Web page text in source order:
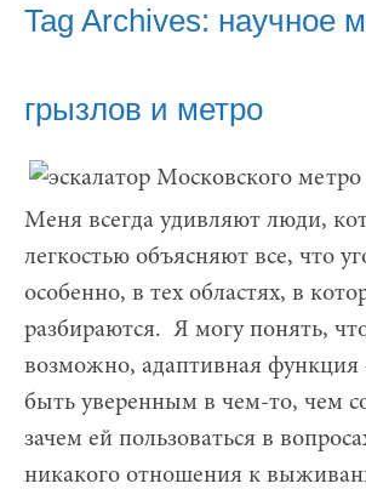
Tag Archives: научное
грызлов и метро
Меня всегда удивляют люди,
легкостью объясняют все, что
особенно, в тех областях, в
разбираются. Я могу понять,
возможно, адаптивная
быть уверенным в чем-то, чем
зачем ей пользоваться в
никакого отношения к